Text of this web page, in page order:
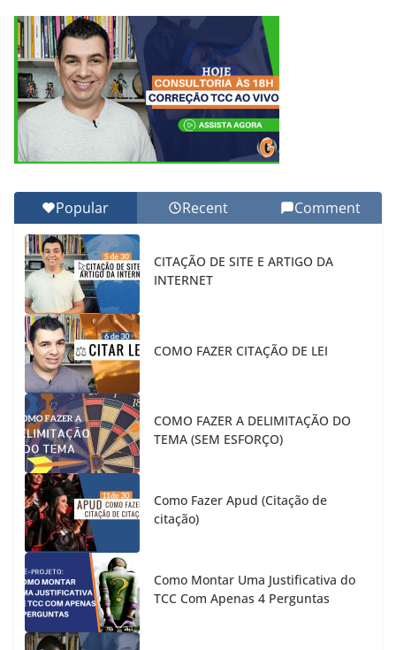
Popular Recent Comment
CITAÇÃO DE SITE E ARTIGO DA
INTERNET
COMO FAZER CITAÇÃO DE LEI
COMO FAZER A DELIMITAÇÃO DO
TEMA (SEM ESFORÇO)
Como Fazer Apud (Citação de
citação)
Como Montar Uma Justificativa do
TCC Com Apenas 4 Perguntas